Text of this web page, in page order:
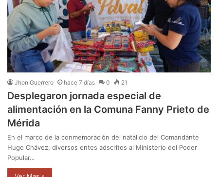
Jhon Guerrero hace 7 días 0 21
Desplegaron jornada especial de
alimentación en la Comuna Fanny Prieto de
Mérida
En el marco de la conmemoración del natalicio del Comandante
Hugo Chávez, diversos entes adscritos al Ministerio del Poder
Popular…